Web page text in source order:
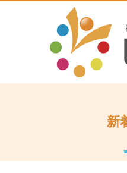
新